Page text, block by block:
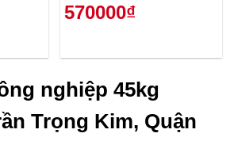
570000₫
nghiệp 45kg
Trọng Kim, Quận